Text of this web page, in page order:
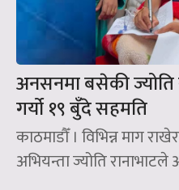
अनसनमा बसेकी
गर्यो १९ बुँदे सहमति
काठमाडौँ । विभिन्न माग
अभियन्ता ज्योति